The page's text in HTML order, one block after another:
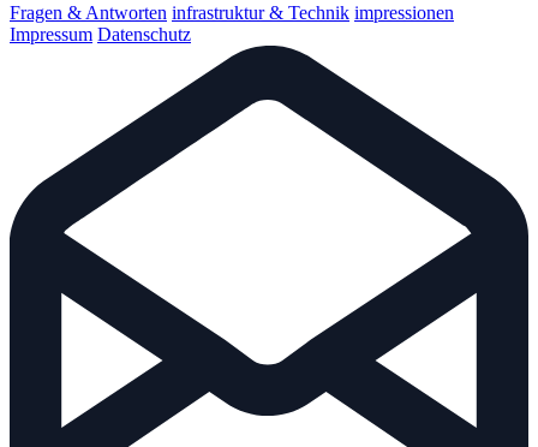
Fragen & Antworten infrastruktur & Technik impressionen
Impressum Datenschutz